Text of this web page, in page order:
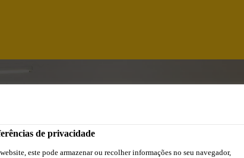
de privacidade
este pode armazenar ou recolher informações no seu navegador,